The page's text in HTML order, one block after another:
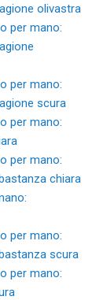
olivastra
per mano:
per mano:
scura
per mano:
per mano:
chiara
per mano:
scura
per mano: